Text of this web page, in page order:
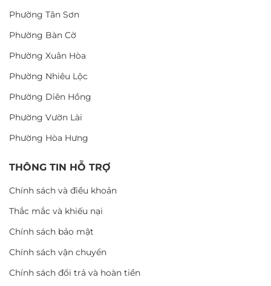
Phường Tân Sơn
Phường Bàn Cờ
Phường Xuân Hòa
Phường Nhiêu Lộc
Phường Diên Hồng
Phường Vườn Lài
Phường Hòa Hưng
THÔNG TIN HỖ TRỢ
Chính sách và điều khoản
Thắc mắc và khiếu nại
Chính sách bảo mật
Chính sách vận chuyển
Chính sách đổi trả và hoàn tiền